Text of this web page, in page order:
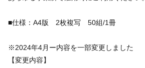
■仕様：A4版 2枚複写 50組/1冊
※2024年4月ー内容を一部変更しました
【変更内容】